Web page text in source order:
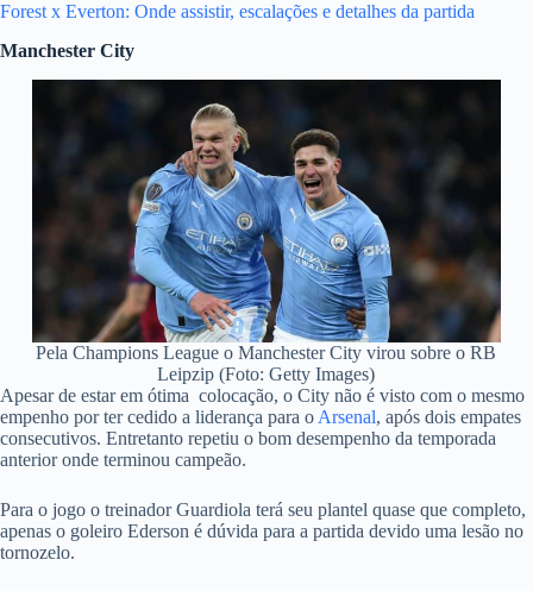
Forest x Everton: Onde assistir, escalações e detalhes da partida
Manchester City
Pela Champions League o Manchester City virou sobre o RB
Leipzip (Foto: Getty Images)
Apesar de estar em ótima colocação, o City não é visto com o mesmo
empenho por ter cedido a liderança para o Arsenal, após dois empates
consecutivos. Entretanto repetiu o bom desempenho da temporada
anterior onde terminou campeão.
Para o jogo o treinador Guardiola terá seu plantel quase que completo,
apenas o goleiro Ederson é dúvida para a partida devido uma lesão no
tornozelo.